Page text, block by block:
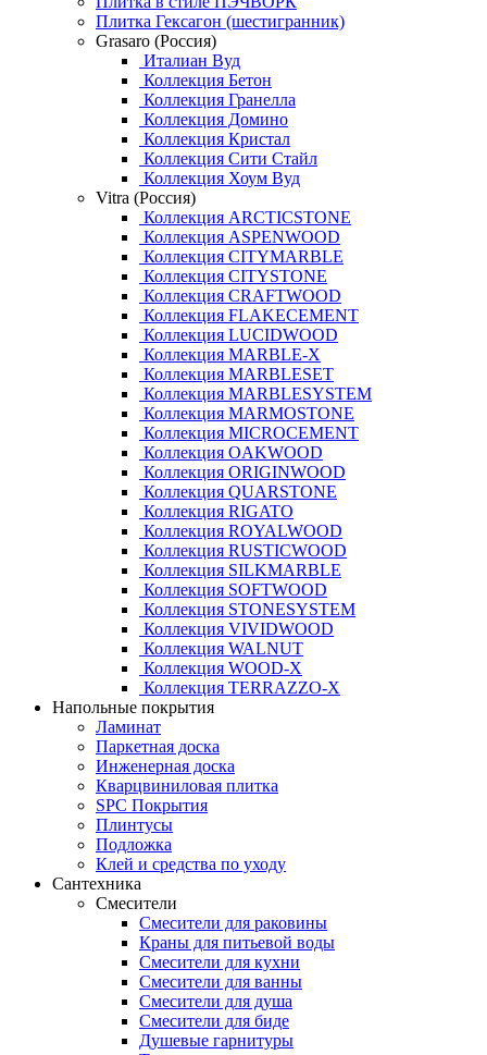
Плитка Гексагон (шестигранник)
Grasaro (Россия)
Италиан Вуд
Коллекция Бетон
Коллекция Гранелла
Коллекция Домино
Коллекция Кристал
Коллекция Сити Стайл
Коллекция Хоум Вуд
Vitra (Россия)
Коллекция ARCTICSTONE
Коллекция ASPENWOOD
Коллекция CITYMARBLE
Коллекция CITYSTONE
Коллекция CRAFTWOOD
Коллекция FLAKECEMENT
Коллекция LUCIDWOOD
Коллекция MARBLE-X
Коллекция MARBLESET
Коллекция MARBLESYSTEM
Коллекция MARMOSTONE
Коллекция MICROCEMENT
Коллекция OAKWOOD
Коллекция ORIGINWOOD
Коллекция QUARSTONE
Коллекция RIGATO
Коллекция ROYALWOOD
Коллекция RUSTICWOOD
Коллекция SILKMARBLE
Коллекция SOFTWOOD
Коллекция STONESYSTEM
Коллекция VIVIDWOOD
Коллекция WALNUT
Коллекция WOOD-X
Коллекция ТЕRRАZZO-X
Напольные покрытия
Ламинат
Паркетная доска
Инженерная доска
Кварцвиниловая плитка
SPC Покрытия
Плинтусы
Подложка
Клей и средства по уходу
Сантехника
Смесители
Смесители для раковины
Краны для питьевой воды
Смесители для кухни
Смесители для ванны
Смесители для душа
Смесители для биде
Душевые гарнитуры